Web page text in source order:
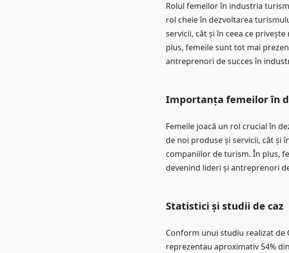
Rolul femeilor în industria
rol cheie în dezvoltarea
servicii, cât și în ceea ce
plus, femeile sunt tot mai
antreprenori de succes în
Importanța femeilor în
Femeile joacă un rol crucial în
de noi produse și servicii, cât și
companiilor de turism. În plus,
devenind lideri și antreprenori
Statistici și studii de caz
Conform unui studiu realizat de
reprezentau aproximativ 54%